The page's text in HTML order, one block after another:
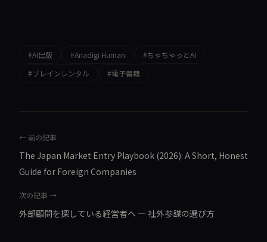
#AI出版 #Anadigi Human
#ちゃちゃっとAI
#ブレインレンタル
#電子書籍
← 前の記事
The Japan Market Entry Playbook (2026): A Short, Honest
Guide for Foreign Companies
次の記事 →
外部顧問を探している経営者へ — 社外参謀の選び方